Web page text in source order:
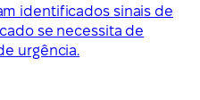
identificados sinais de
se necessita de
urgência.